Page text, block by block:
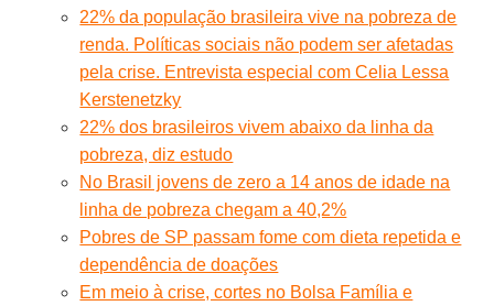
22% da população brasileira vive na pobreza de
renda. Políticas sociais não podem ser afetadas
pela crise. Entrevista especial com Celia Lessa
Kerstenetzky
22% dos brasileiros vivem abaixo da linha da
pobreza, diz estudo
No Brasil jovens de zero a 14 anos de idade na
linha de pobreza chegam a 40,2%
Pobres de SP passam fome com dieta repetida e
dependência de doações
Em meio à crise, cortes no Bolsa Família e